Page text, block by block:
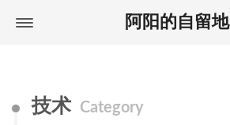
阿阳的自留地
技术 Category